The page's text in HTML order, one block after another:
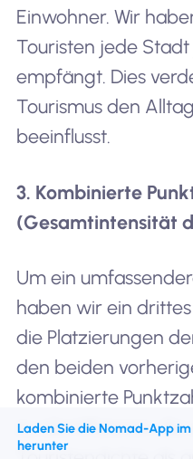
Einwohner. Wir
Touristen jede
empfängt. Dies
Tourismus den
beeinflusst.
3. Kombinierte
(Gesamtintensität
Um ein
haben wir ein
die Platzierungen
den beiden
kombinierte
zu identifizieren, die
Laden Sie die Nomad-App
herunter